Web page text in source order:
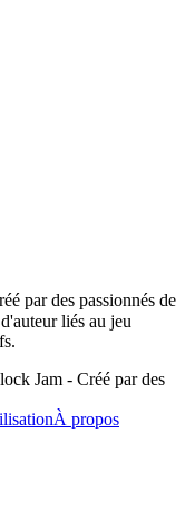
par des passionnés de
liés au jeu
Jam - Créé par des
À propos